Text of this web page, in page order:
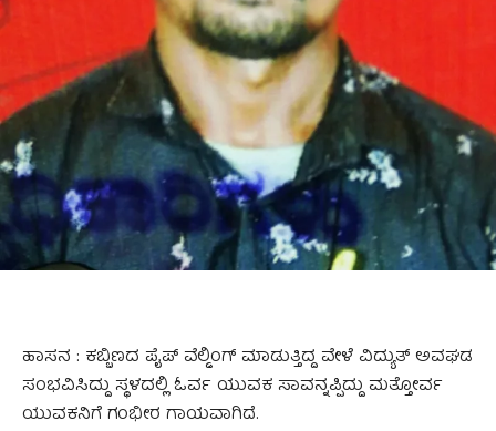
ಹಾಸನ : ಕಬ್ಬಿಣದ ಪೈಪ್ ವೆಲ್ಡಿಂಗ್ ಮಾಡುತ್ತಿದ್ದ ವೇಳೆ ವಿದ್ಯುತ್ ಅವಘಡ
ಸಂಭವಿಸಿದ್ದು ಸ್ಥಳದಲ್ಲಿ ಓರ್ವ ಯುವಕ ಸಾವನ್ನಪ್ಪಿದ್ದು ಮತ್ತೋರ್ವ
ಯುವಕನಿಗೆ ಗಂಭೀರ ಗಾಯವಾಗಿದೆ.